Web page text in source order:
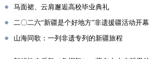
马面裙、云肩邂逅高校毕业典礼
二〇二六“新疆是个好地方”非遗援疆活动开幕
山海同歌：一列非遗专列的新疆旅程